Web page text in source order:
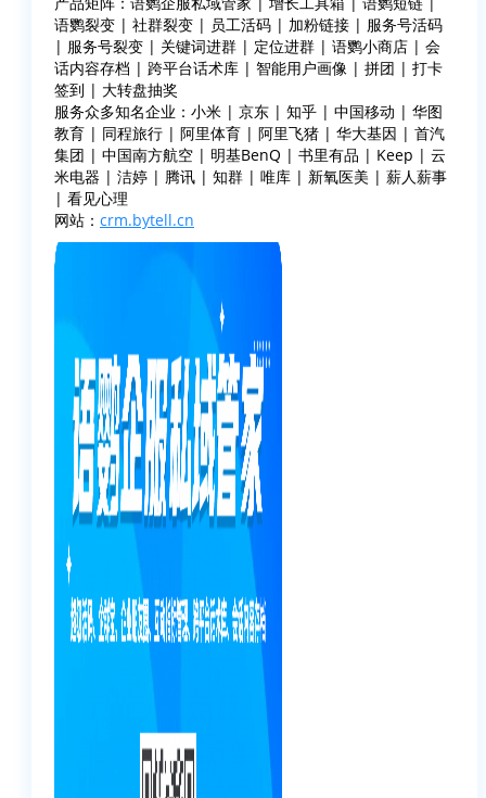
语鹦裂变 | 社群裂变 | 员工活码 | 加粉链接 | 服务号活码
| 服务号裂变 | 关键词进群 | 定位进群 | 语鹦小商店 | 会
话内容存档 | 跨平台话术库 | 智能用户画像 | 拼团 | 打卡
签到 | 大转盘抽奖
服务众多知名企业：小米 | 京东 | 知乎 | 中国移动 | 华图
教育 | 同程旅行 | 阿里体育 | 阿里飞猪 | 华大基因 | 首汽
集团 | 中国南方航空 | 明基BenQ | 书里有品 | Keep | 云
米电器 | 洁婷 | 腾讯 | 知群 | 唯库 | 新氧医美 | 薪人薪事
| 看见心理
网站： crm.bytell.cn